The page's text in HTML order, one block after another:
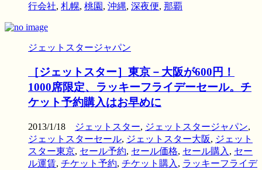
行会社, 札幌, 桃園 , 沖縄, 深夜便, 那覇
ジェットスタージャパン
［ジェットスター］東京－大阪が600円！
1000席限定、ラッキーフライデーセール。チ
ケット予約購入はお早めに
2013/1/18 ジェットスター, ジェットスタージャパン,
ジェットスターセール, ジェットスター大阪, ジェット
スター東京, セール予約, セール価格, セール購入 , セー
ル運賃, チケット予約, チケット購入 , ラッキーフライデ